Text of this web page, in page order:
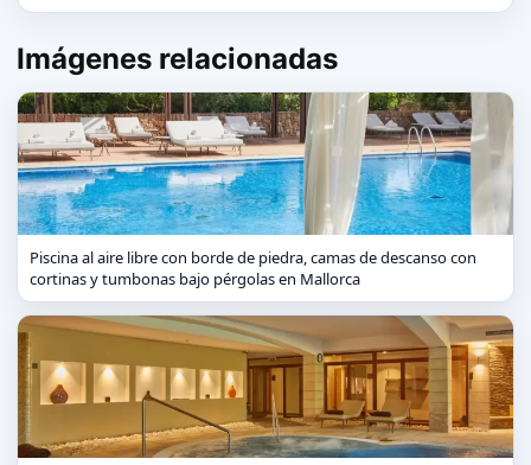
Imágenes relacionadas
Piscina al aire libre con borde de piedra, camas de descanso con
cortinas y tumbonas bajo pérgolas en Mallorca